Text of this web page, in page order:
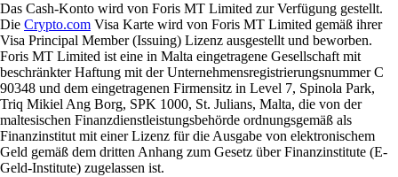
Das Cash-Konto wird von Foris MT Limited zur Verfügung gestellt.
Die Crypto.com Visa Karte wird von Foris MT Limited gemäß ihrer
Visa Principal Member (Issuing) Lizenz ausgestellt und beworben.
Foris MT Limited ist eine in Malta eingetragene Gesellschaft mit
beschränkter Haftung mit der Unternehmensregistrierungsnummer C
90348 und dem eingetragenen Firmensitz in Level 7, Spinola Park,
Triq Mikiel Ang Borg, SPK 1000, St. Julians, Malta, die von der
maltesischen Finanzdienstleistungsbehörde ordnungsgemäß als
Finanzinstitut mit einer Lizenz für die Ausgabe von elektronischem
Geld gemäß dem dritten Anhang zum Gesetz über Finanzinstitute (E-
Geld-Institute) zugelassen ist.